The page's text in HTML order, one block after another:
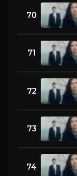
70
71
72
73
74